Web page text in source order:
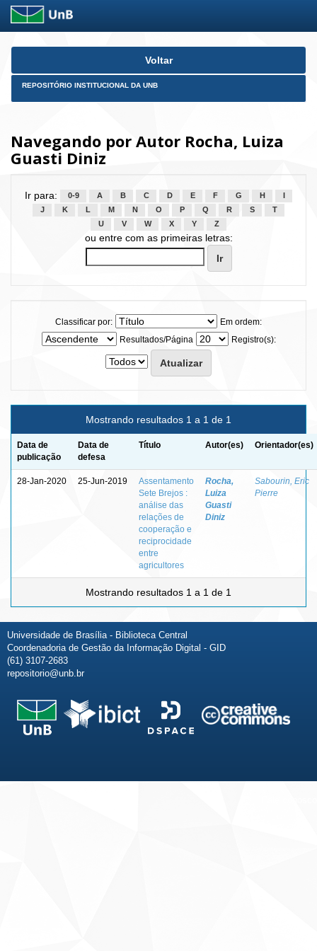
Skip
Voltar
REPOSITÓRIO INSTITUCIONAL DA UNB
Navegando por Autor Rocha, Luiza
Guasti Diniz
Ir para: 0-9 A B C D E F G H
J
K L M N O P Q R S
T
U
V W X Y Z
ou entre com as primeiras letras:
Classificar por:
Em ordem:
Resultados/Página
Registro(s):
Mostrando resultados 1 a 1 de 1
Data de
publicação
Data de
defesa
Título Autor(es) Orientador(es)
28-Jan-2020 25-Jun-2019
Assentamento
Sete Brejos :
análise das
relações de
cooperação e
reciprocidade
entre
agricultores
Rocha,
Luiza
Guasti
Diniz
Sabourin, Eric
Pierre
Mostrando resultados 1 a 1 de 1
Universidade de Brasília - Biblioteca Central
Coordenadoria de Gestão da Informação Digital - GID
(61) 3107-2683
repositorio@unb.br